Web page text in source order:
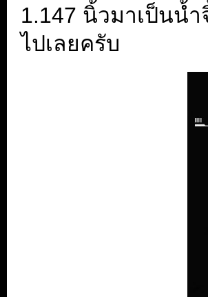
1.147 นิ้วมาเป็นน้
ไปเลยครับ